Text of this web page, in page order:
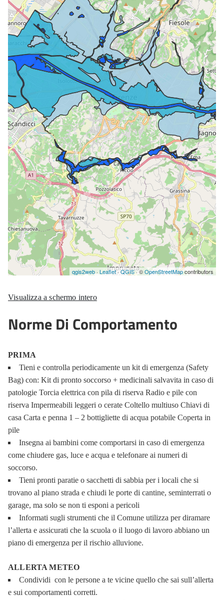
Visualizza a schermo intero
Norme Di Comportamento
PRIMA
Tieni e controlla periodicamente un kit di emergenza (Safety
Bag) con: Kit di pronto soccorso + medicinali salvavita in caso di
patologie Torcia elettrica con pila di riserva Radio e pile con
riserva Impermeabili leggeri o cerate Coltello multiuso Chiavi di
casa Carta e penna 1 – 2 bottigliette di acqua potabile Coperta in
pile
Insegna ai bambini come comportarsi in caso di emergenza
come chiudere gas, luce e acqua e telefonare ai numeri di
soccorso.
Tieni pronti paratie o sacchetti di sabbia per i locali che si
trovano al piano strada e chiudi le porte di cantine, seminterrati o
garage, ma solo se non ti esponi a pericoli
Informati sugli strumenti che il Comune utilizza per diramare
l’allerta e assicurati che la scuola o il luogo di lavoro abbiano un
piano di emergenza per il rischio alluvione.
ALLERTA METEO
Condividi con le persone a te vicine quello che sai sull’allerta
e sui comportamenti corretti.